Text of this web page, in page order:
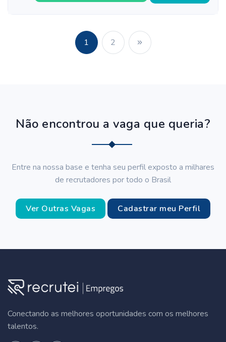
1 2
Não encontrou a vaga que queria?
Entre na nossa base e tenha seu perfil exposto a milhares
de recrutadores por todo o Brasil
Ver Outras Vagas Cadastrar meu Perfil
Conectando as melhores oportunidades com os melhores
talentos.